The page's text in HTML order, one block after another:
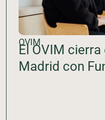
OVIM
El OVIM
Madrid con